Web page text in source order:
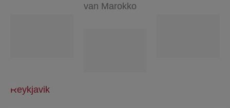
van Marokko
Reykjavik